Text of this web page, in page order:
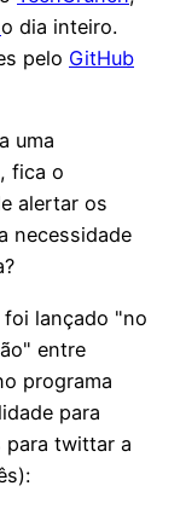
o dia inteiro.
pelo GitHub
uma
fica o
alertar os
necessidade
lançado "no
entre
programa
para
para twittar a